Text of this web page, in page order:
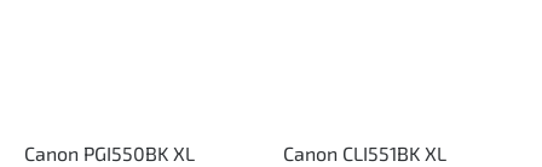
Canon PGI550BK XL
Canon CLI551BK XL